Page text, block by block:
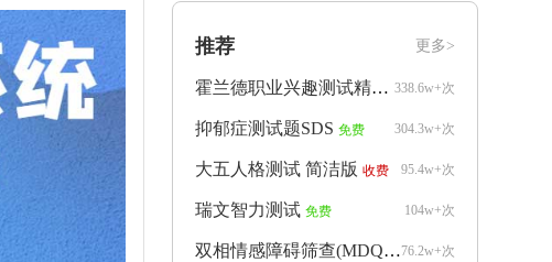
更多>
推荐
338.6w+次
霍兰德职业兴趣测试精简版 免费
304.3w+次
抑郁症测试题SDS 免费
95.4w+次
大五人格测试 简洁版 收费
104w+次
瑞文智力测试 免费
76.2w+次
双相情感障碍筛查(MDQ) 收费